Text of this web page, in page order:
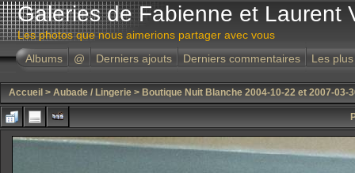
Galeries de Fabienne et Laurent
Les photos que nous aimerions partager avec vous
Albums
@ Derniers ajouts Derniers commentaires Les
Accueil > Aubade / Lingerie > Boutique Nuit Blanche 2004-10-22 et 2007-03-